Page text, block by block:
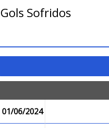
Gols Sofridos
01/06/2024